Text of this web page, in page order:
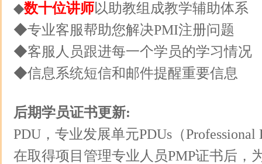
◆数十位讲师以助教组成教学辅助体系
◆专业客服帮助您解决PMI注册问题
◆客服人员跟进每一个学员的学习情况
◆信息系统短信和邮件提醒重要信息
后期学员证书更新:
PDU，专业发展单元PDUs（Professional
在取得项目管理专业人员PMP证书后，